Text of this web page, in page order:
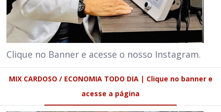
Clique no Banner e acesse o nosso Instagram.
MIX CARDOSO / ECONOMIA TODO DIA | Clique no banner e
acesse a página